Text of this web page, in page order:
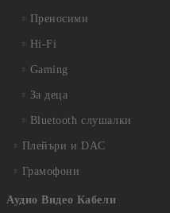
Преносими
Hi-Fi
Gaming
За деца
Bluetooth слушалки
Плейъри и DAC
Грамофони
Аудио Видео Кабели